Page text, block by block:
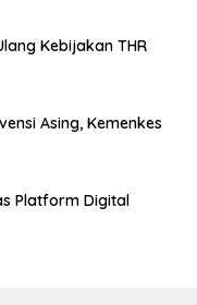
Kebijakan THR
Asing, Kemenkes
Platform Digital